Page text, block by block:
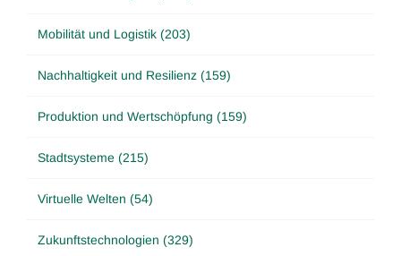
Mobilität und Logistik (203)
Nachhaltigkeit und Resilienz (159)
Produktion und Wertschöpfung (159)
Stadtsysteme (215)
Virtuelle Welten (54)
Zukunftstechnologien (329)